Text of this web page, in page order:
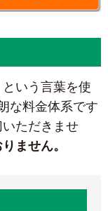
いう言葉を使
な料金体系です
ただきませ
ません。